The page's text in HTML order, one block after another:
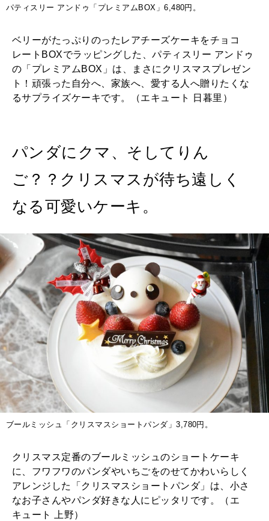
パティスリー アンドゥ「プレミアムBOX」6,480円。
ベリーがたっぷりのったレアチーズケーキをチョコ
レートBOXでラッピングした、パティスリー アンドゥ
の「プレミアムBOX」は、まさにクリスマスプレゼン
ト！頑張った自分へ、家族へ、愛する人へ贈りたくな
るサプライズケーキです。（エキュート 日暮里）
パンダにクマ、そしてりん
ご？？クリスマスが待ち遠しく
なる可愛いケーキ。
ブールミッシュ「クリスマスショートパンダ」3,780円。
クリスマス定番のブールミッシュのショートケーキ
に、フワフワのパンダやいちごをのせてかわいらしく
アレンジした「クリスマスショートパンダ」は、小さ
なお子さんやパンダ好きな人にピッタリです。（エ
キュート 上野）